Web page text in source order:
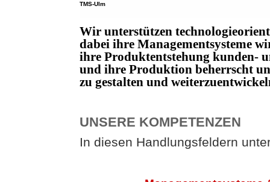
TMS-Ulm
Wir unterstützen
dabei ihre Managementsysteme
ihre Produktentstehung kunden-
und ihre Produktion beherrscht
zu gestalten und
UNSERE KOMPETENZEN
In diesen Handlungsfeldern